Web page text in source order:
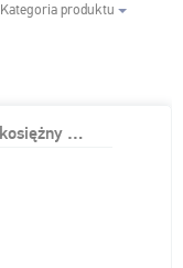
Kategoria produktu
Pokrywa, reflektor dalekosiężny - DynaRay Double Row 10'